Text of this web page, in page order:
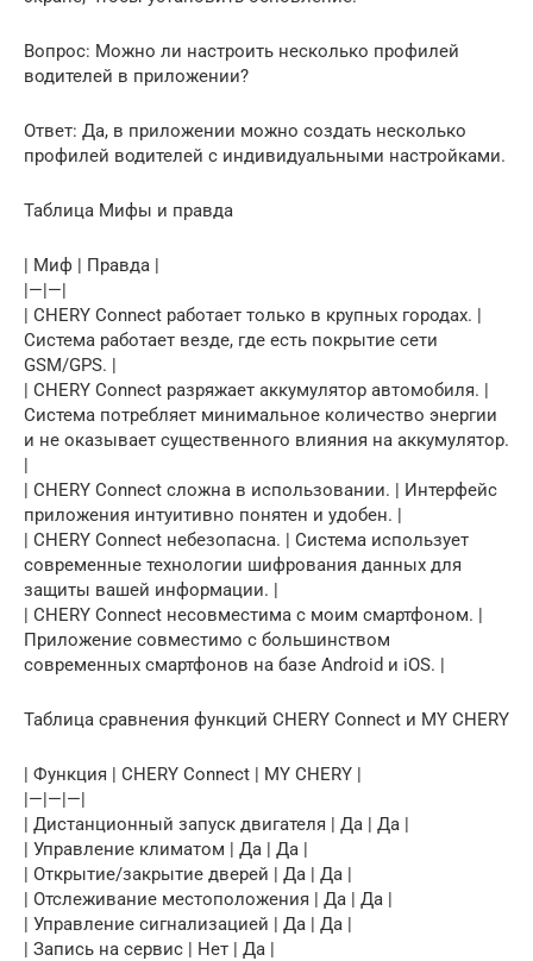
Вопрос: Можно ли настроить несколько профилей
водителей в приложении?
Ответ: Да, в приложении можно создать несколько
профилей водителей с индивидуальными настройками.
Таблица Мифы и правда
| Миф | Правда |
|—|—|
| CHERY Connect работает только в крупных городах. |
Система работает везде, где есть покрытие сети
GSM/GPS. |
| CHERY Connect разряжает аккумулятор автомобиля. |
Система потребляет минимальное количество энергии
и не оказывает существенного влияния на аккумулятор.
|
| CHERY Connect сложна в использовании. | Интерфейс
приложения интуитивно понятен и удобен. |
| CHERY Connect небезопасна. | Система использует
современные технологии шифрования данных для
защиты вашей информации. |
| CHERY Connect несовместима с моим смартфоном. |
Приложение совместимо с большинством
современных смартфонов на базе Android и iOS. |
Таблица сравнения функций CHERY Connect и MY CHERY
| Функция | CHERY Connect | MY CHERY |
|—|—|—|
| Дистанционный запуск двигателя | Да | Да |
| Управление климатом | Да | Да |
| Открытие/закрытие дверей | Да | Да |
| Отслеживание местоположения | Да | Да |
| Управление сигнализацией | Да | Да |
| Запись на сервис | Нет | Да |